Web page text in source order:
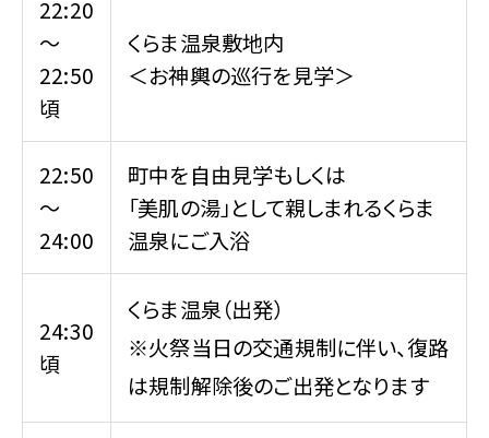
22:20
～
22:50
頃
くらま温泉敷地内
＜お神輿の巡行を見学＞
22:50
～
24:00
町中を自由見学もしくは
「美肌の湯」として親しまれるくらま
温泉にご入浴
24:30
頃
くらま温泉（出発）
※火祭当日の交通規制に伴い、復路
は規制解除後のご出発となります